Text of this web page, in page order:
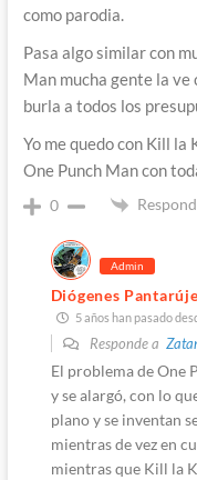
como parodia.
Pasa algo similar con
Man mucha gente la ve
burla a todos los
Yo me quedo con Kill la
One Punch Man con
0
Admin
Diógenes
5 años han pasado
Responde a
El problema de One
y se alargó, con lo
plano y se inventan
mientras de vez en
mientras que Kill la